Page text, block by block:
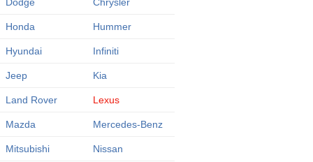
Honda Hummer
Hyundai Infiniti
Jeep Kia
Land Rover Lexus
Mazda Mercedes-Benz
Mitsubishi Nissan